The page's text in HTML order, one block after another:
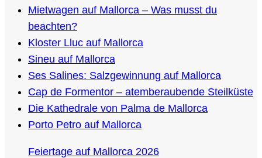
Mietwagen auf Mallorca – Was musst du
beachten?
Kloster Lluc auf Mallorca
Sineu auf Mallorca
Ses Salines: Salzgewinnung auf Mallorca
Cap de Formentor – atemberaubende Steilküste
Die Kathedrale von Palma de Mallorca
Porto Petro auf Mallorca
Feiertage auf Mallorca 2026